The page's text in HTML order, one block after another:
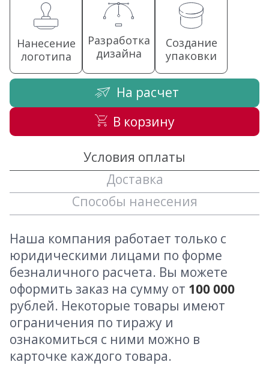
Нанесение
логотипа
Разработка
дизайна
Создание
упаковки
На расчет
В корзину
Условия оплаты
Доставка
Способы нанесения
Наша компания работает только с
юридическими лицами по форме
безналичного расчета. Вы можете
оформить заказ на сумму от 100 000
рублей. Некоторые товары имеют
ограничения по тиражу и
ознакомиться с ними можно в
карточке каждого товара.